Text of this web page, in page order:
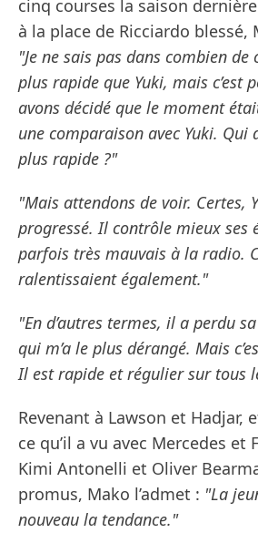
cinq courses la saison
à la place de Ricciardo blessé,
"Je ne sais pas dans combien de
plus rapide que Yuki, mais c’est
avons décidé que le moment
une comparaison avec Yuki. Qui
plus rapide ?"
"Mais attendons de voir. Certes,
progressé. Il contrôle mieux ses
parfois très mauvais à la radio.
ralentissaient également."
"En d’autres termes, il a perdu sa
qui m’a le plus dérangé. Mais
Il est rapide et régulier sur tous
Revenant à Lawson et Hadjar,
ce qu’il a vu avec Mercedes et
Kimi Antonelli et Oliver
promus, Mako l’admet : "La
nouveau la tendance."